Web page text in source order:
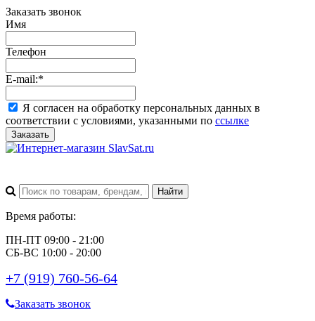
Заказать звонок
Имя
Телефон
E-mail:*
Я согласен на обработку персональных данных в
соответствии с условиями, указанными по ссылке
Заказать
Время работы:
ПН-ПТ 09:00 - 21:00
СБ-ВС 10:00 - 20:00
+7 (919) 760-56-64
Заказать звонок